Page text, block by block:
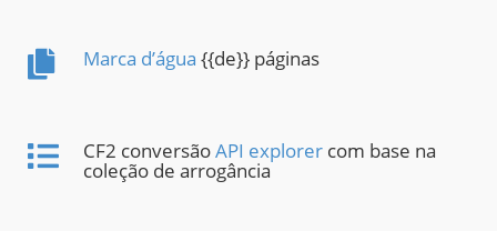
Marca d’água {{de}} páginas
CF2 conversãoAPI explorer com base na
coleção de arrogância